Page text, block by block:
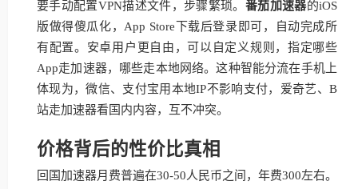
要手动配置VPN描述文件，步骤繁琐。 番茄加速器的iOS
版做得傻瓜化，App Store下载后登录即可，自动完成所
有配置。安卓用户更自由，可以自定义规则，指定哪些
App走加速器，哪些走本地网络。这种智能分流在手机上
体现为，微信、支付宝用本地IP不影响支付，爱奇艺、B
站走加速器看国内内容，互不冲突。
价格背后的性价比真相
回国加速器月费普遍在30-50人民币之间，年费300左右。